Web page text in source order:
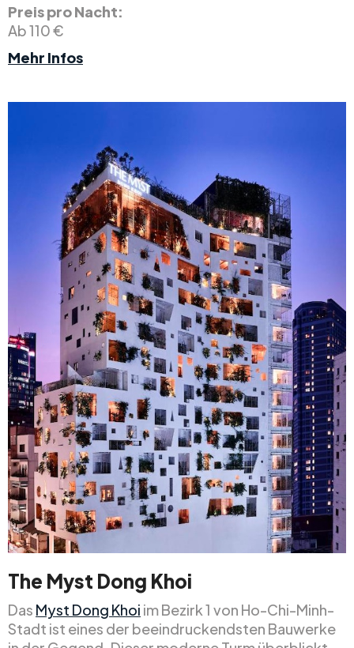
Preis pro Nacht:
Ab 110 €
Mehr Infos
The Myst Dong Khoi
Das Myst Dong Khoi im Bezirk 1 von Ho-Chi-Minh-
Stadt ist eines der beeindruckendsten Bauwerke